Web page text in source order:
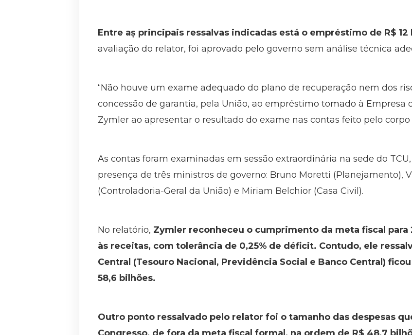
Entre aș principais ressalvas indicadas está o empréstimo de R$ 12
avaliação do relator, foi aprovado pelo governo sem análise técnica
“Não houve um exame adequado do plano de recuperação nem dos
concessão de garantia, pela União, ao empréstimo tomado à Empresa
Zymler ao apresentar o resultado do exame nas contas feito pelo corpo
As contas foram examinadas em sessão extraordinária na sede do
presença de três ministros de governo: Bruno Moretti (Planejamento),
(Controladoria-Geral da União) e Miriam Belchior (Casa Civil).
No relatório, Zymler reconheceu o cumprimento da meta fiscal para
às receitas, com tolerância de 0,25% de déficit. Contudo, ele
Central (Tesouro Nacional, Previdência Social e Banco Central)
58,6 bilhões.
Outro ponto ressalvado pelo relator foi o tamanho das despesas